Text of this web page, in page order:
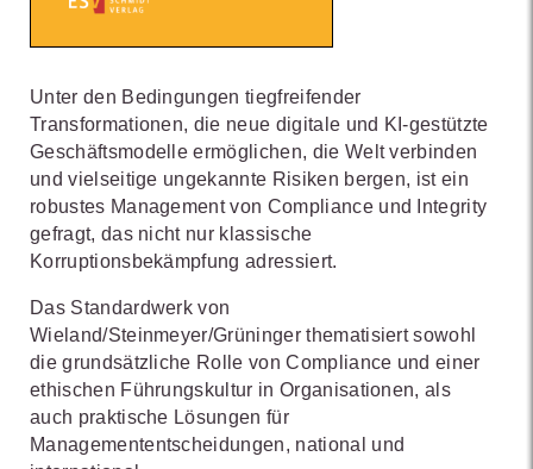
Unter den Bedingungen tiegfreifender
Transformationen, die neue digitale und KI-gestützte
Geschäftsmodelle ermöglichen, die Welt verbinden
und vielseitige ungekannte Risiken bergen, ist ein
robustes Management von Compliance und Integrity
gefragt, das nicht nur klassische
Korruptionsbekämpfung adressiert.
Das Standardwerk von
Wieland/Steinmeyer/Grüninger thematisiert sowohl
die grundsätzliche Rolle von Compliance und einer
ethischen Führungskultur in Organisationen, als
auch praktische Lösungen für
Managemententscheidungen, national und